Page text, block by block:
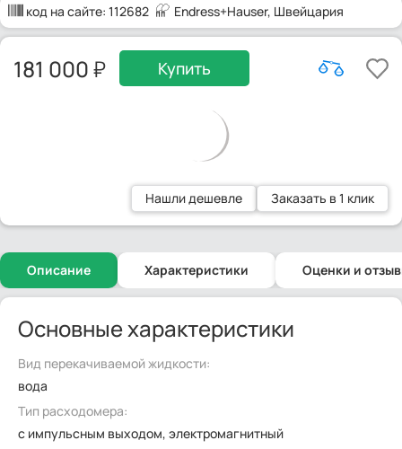
код на сайте: 112682 Endress+Hauser, Швейцария
181 000 Купить
Нашли дешевле Заказать в 1 клик
Описание Характеристики Оценки и
Основные характеристики
Вид перекачиваемой жидкости:
вода
Тип расходомера:
с импульсным выходом, электромагнитный